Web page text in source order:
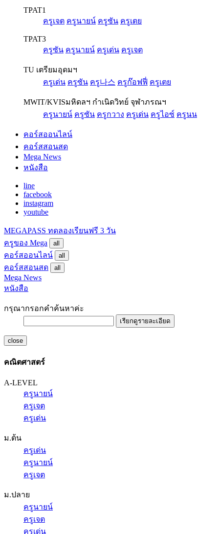
TPAT1
ครูเจต ครูนายน์ ครูซัน ครูเตย
TPAT3
ครูซัน ครูนายน์ ครูเด่น ครูเจต
TU เตรียมอุดมฯ
ครูเด่น ครูซัน ครู나스 ครูก๊อฟฟี่ ครูเตย
MWIT/KVISมหิดลฯ กำเนิดวิทย์ จุฬาภรณฯ
ครูนายน์ ครูซัน ครูกวาง ครูเด่น ครูไอซ์ ครูนน
คอร์สออนไลน์
คอร์สสอนสด
Mega News
หนังสือ
line
facebook
instagram
youtube
MEGAPASS ทดลองเรียนฟรี 3 วัน
ครูของ Mega
all
คอร์สออนไลน์ all
คอร์สสอนสด all
Mega News
หนังสือ
กรุณากรอกคำค้นหาค่ะ
เรียกดูรายละเอียด
close
คณิตศาสตร์
A-LEVEL
ครูนายน์
ครูเจต
ครูเด่น
ม.ต้น
ครูเด่น
ครูนายน์
ครูเจต
ม.ปลาย
ครูนายน์
ครูเจต
ครูเด่น